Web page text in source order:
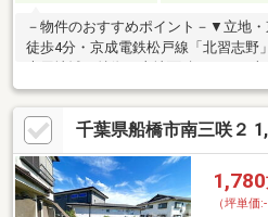
－物件のおすすめポイント－▼立地・
徒歩4分・京成電鉄松戸線「北習志野
専用地域▼特徴・土地面積270.13平米
幅が広がる整形地・前面道路は幅員
地販売ではありません・お好みのハ
現況古家有、詳細はお問い合わせく
志野店 徒歩3分(約190m)・習志野台
ご希望の住まい探しをお手伝いし
細・ご相談はお気軽にお問い合わせく
千葉県船橋市南三咲２
1,780
（坪単価:-